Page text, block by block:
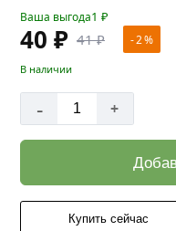
Ваша выгода1 ₽
40 ₽ 41 ₽ - 2 %
В наличии
- +
Купить сейчас